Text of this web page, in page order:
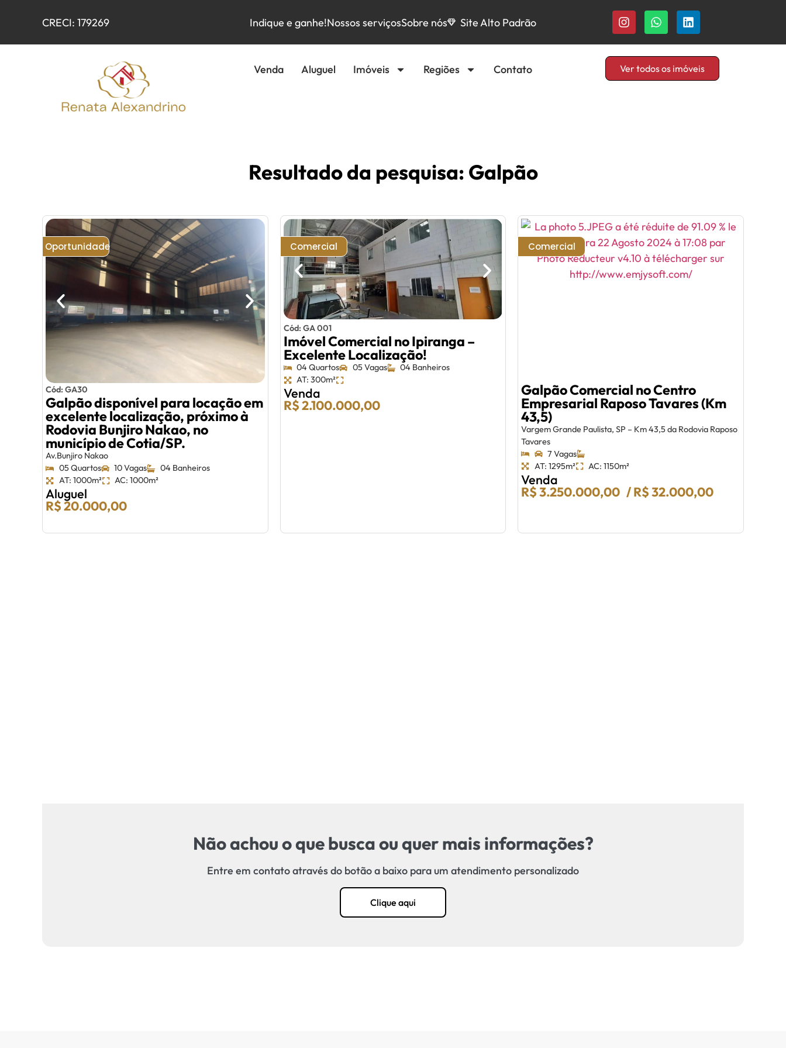
CRECI: 179269 Indique e ganhe!Nossos serviçosSobre nós Site Alto Padrão
Venda Aluguel Imóveis Regiões Contato Ver todos os imóveis
Resultado da pesquisa: Galpão
Oportunidade
Cód: GA30
Galpão disponível para locação em
excelente localização, próximo à
Rodovia Bunjiro Nakao, no
município de Cotia/SP.
Av.Bunjiro Nakao
05 Quartos
10 Vagas
04 Banheiros
AT: 1000m²
AC: 1000m²
Aluguel
R$ 20.000,00
Comercial
Cód: GA 001
Imóvel Comercial no Ipiranga –
Excelente Localização!
04 Quartos 05 Vagas
04 Banheiros
AT: 300m²
Venda
R$ 2.100.000,00
Comercial
Galpão Comercial no Centro
Empresarial Raposo Tavares (Km
43,5)
Vargem Grande Paulista, SP – Km 43,5 da Rodovia Raposo
Tavares
7 Vagas
AT: 1295m²
AC: 1150m²
Venda
R$ 3.250.000,00 / R$ 32.000,00
Não achou o que busca ou quer mais informações?
Entre em contato através do botão a baixo para um atendimento personalizado
Clique aqui